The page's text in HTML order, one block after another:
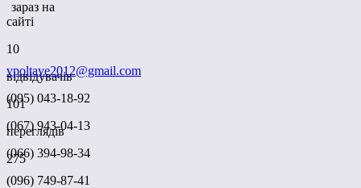
зараз на
сайті
10
відвідувачів
101
переглядів
275
vpoltave2012@gmail.com
(095) 043-18-92
(067) 943-04-13
(066) 394-98-34
(096) 749-87-41